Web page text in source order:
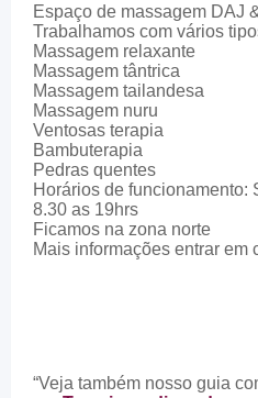
Espaço de massagem DAJ
Trabalhamos com vários
Massagem relaxante
Massagem tântrica
Massagem tailandesa
Massagem nuru
Ventosas terapia
Bambuterapia
Pedras quentes
Horários de funcionamento:
8.30 as 19hrs
Ficamos na zona norte
Mais informações entrar em
“Veja também nosso guia